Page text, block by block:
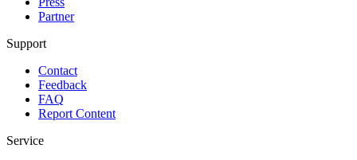
Partner
Support
Contact
Feedback
FAQ
Report Content
Service